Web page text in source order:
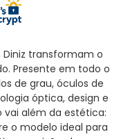
Diniz transformam o
Presente em todo o
de grau, óculos de
óptica, design e
vai além da estética:
o modelo ideal para